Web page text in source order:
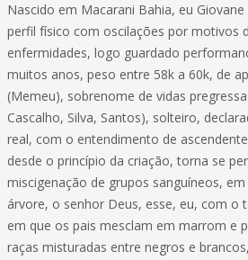
Nascido em Macarani Bahia, eu
perfil físico com oscilações por motivos
enfermidades, logo guardado
muitos anos, peso entre 58k a 60k, de
(Memeu), sobrenome de vidas
Cascalho, Silva, Santos), solteiro,
real, com o entendimento de
desde o princípio da criação, torna se
miscigenação de grupos sanguíneos,
árvore, o senhor Deus, esse, eu, com o
em que os pais mesclam em marrom e
raças misturadas entre negros e